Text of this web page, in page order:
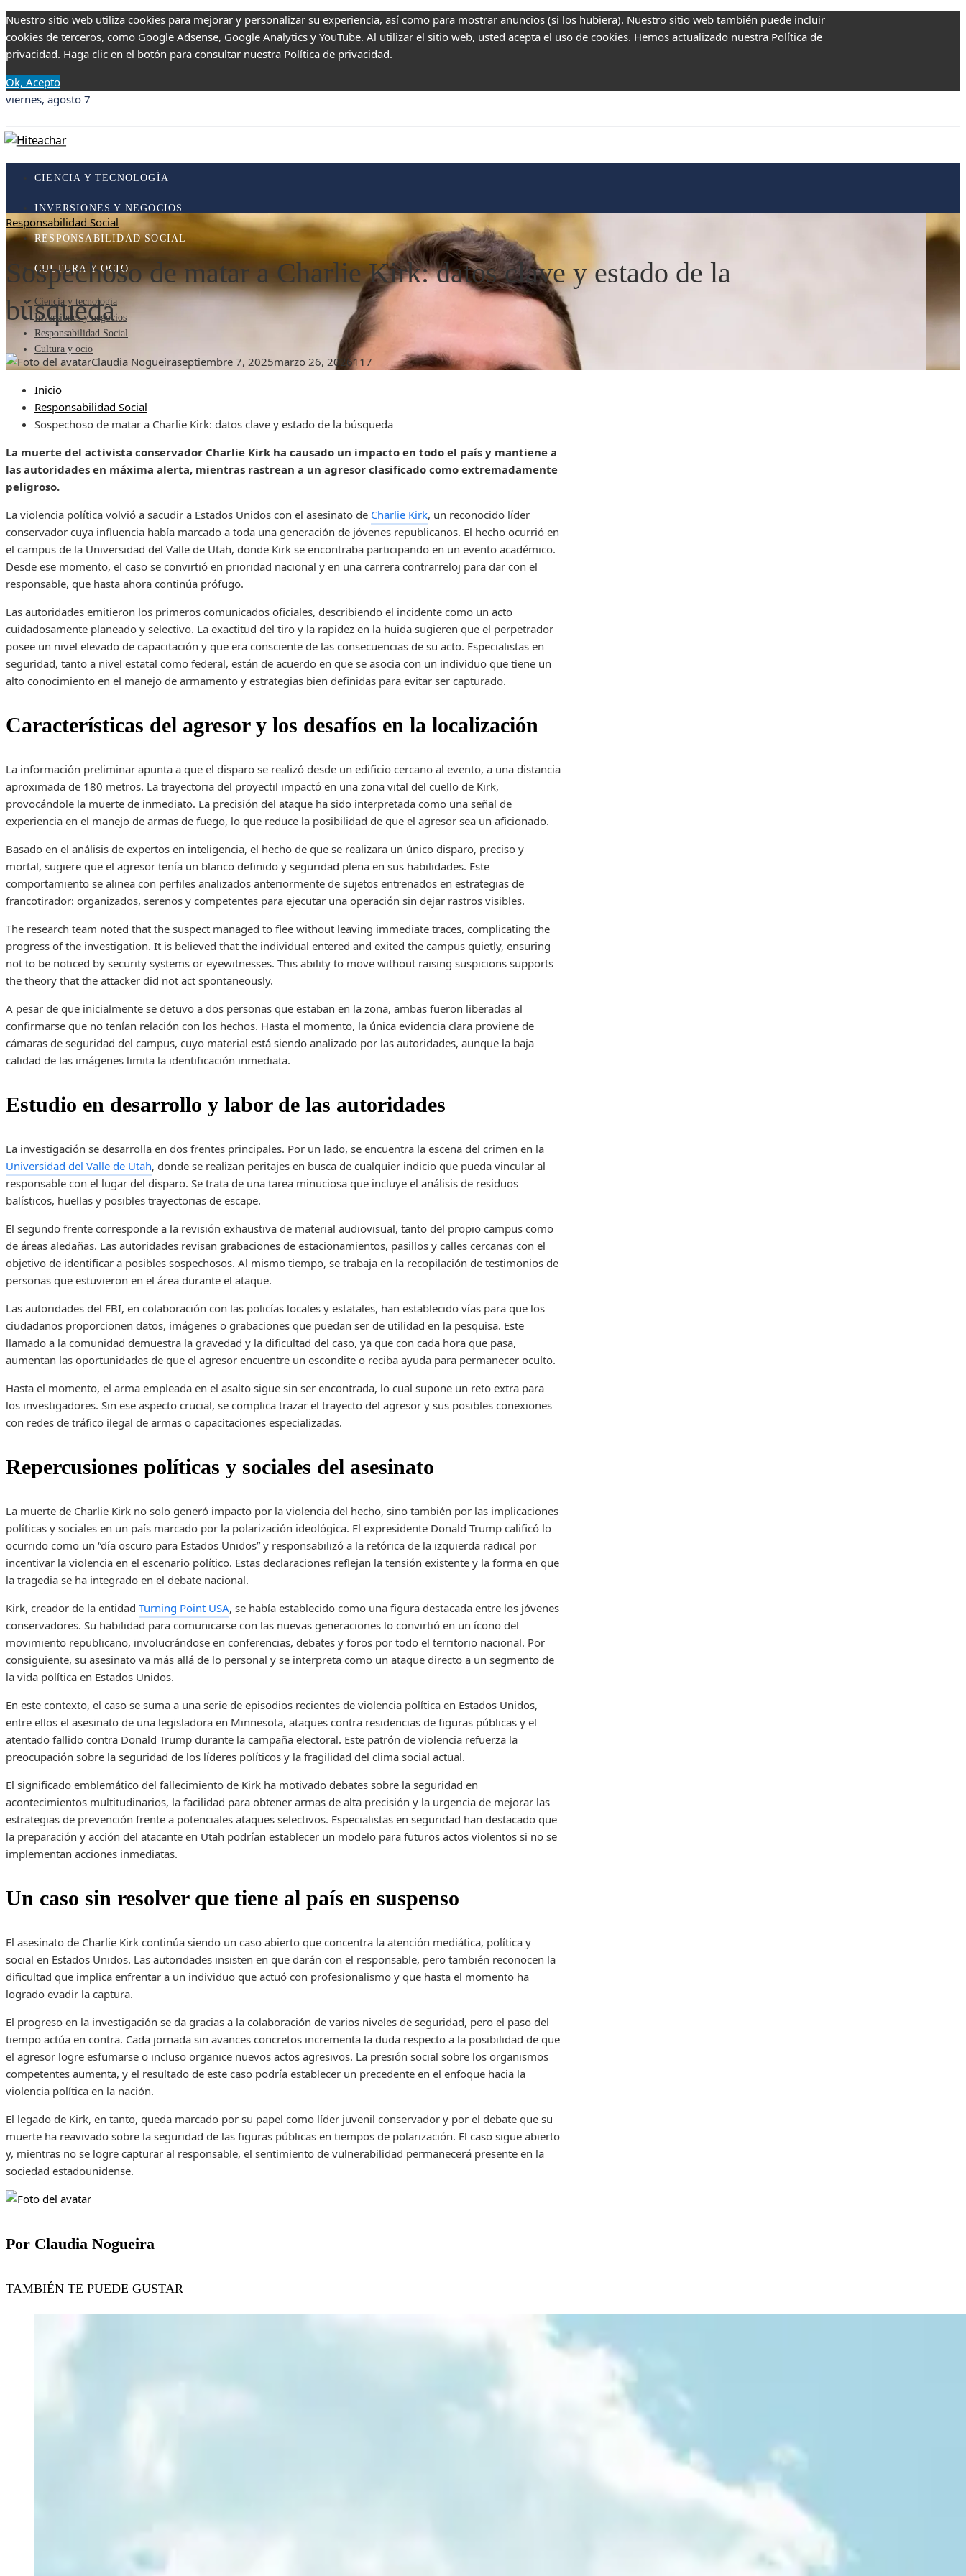
Nuestro sitio web utiliza cookies para mejorar y personalizar su experiencia, así como para mostrar anuncios (si los hubiera). Nuestro sitio web también puede incluir
cookies de terceros, como Google Adsense, Google Analytics y YouTube. Al utilizar el sitio web, usted acepta el uso de cookies. Hemos actualizado nuestra Política de
privacidad. Haga clic en el botón para consultar nuestra Política de privacidad.
Ok, Acepto
viernes, agosto 7
CIENCIA Y TECNOLOGÍA
INVERSIONES Y NEGOCIOS
RESPONSABILIDAD SOCIAL
CULTURA Y OCIO
Ciencia y tecnología
Inversiones y negocios
Responsabilidad Social
Cultura y ocio
Responsabilidad Social
Sospechoso de matar a Charlie Kirk: datos clave y estado de la
búsqueda
Claudia Nogueiraseptiembre 7, 2025marzo 26, 2026117
Inicio
Responsabilidad Social
Sospechoso de matar a Charlie Kirk: datos clave y estado de la búsqueda
La muerte del activista conservador Charlie Kirk ha causado un impacto en todo el país y mantiene a
las autoridades en máxima alerta, mientras rastrean a un agresor clasificado como extremadamente
peligroso.
La violencia política volvió a sacudir a Estados Unidos con el asesinato de Charlie Kirk, un reconocido líder
conservador cuya influencia había marcado a toda una generación de jóvenes republicanos. El hecho ocurrió en
el campus de la Universidad del Valle de Utah, donde Kirk se encontraba participando en un evento académico.
Desde ese momento, el caso se convirtió en prioridad nacional y en una carrera contrarreloj para dar con el
responsable, que hasta ahora continúa prófugo.
Las autoridades emitieron los primeros comunicados oficiales, describiendo el incidente como un acto
cuidadosamente planeado y selectivo. La exactitud del tiro y la rapidez en la huida sugieren que el perpetrador
posee un nivel elevado de capacitación y que era consciente de las consecuencias de su acto. Especialistas en
seguridad, tanto a nivel estatal como federal, están de acuerdo en que se asocia con un individuo que tiene un
alto conocimiento en el manejo de armamento y estrategias bien definidas para evitar ser capturado.
Características del agresor y los desafíos en la localización
La información preliminar apunta a que el disparo se realizó desde un edificio cercano al evento, a una distancia
aproximada de 180 metros. La trayectoria del proyectil impactó en una zona vital del cuello de Kirk,
provocándole la muerte de inmediato. La precisión del ataque ha sido interpretada como una señal de
experiencia en el manejo de armas de fuego, lo que reduce la posibilidad de que el agresor sea un aficionado.
Basado en el análisis de expertos en inteligencia, el hecho de que se realizara un único disparo, preciso y
mortal, sugiere que el agresor tenía un blanco definido y seguridad plena en sus habilidades. Este
comportamiento se alinea con perfiles analizados anteriormente de sujetos entrenados en estrategias de
francotirador: organizados, serenos y competentes para ejecutar una operación sin dejar rastros visibles.
The research team noted that the suspect managed to flee without leaving immediate traces, complicating the
progress of the investigation. It is believed that the individual entered and exited the campus quietly, ensuring
not to be noticed by security systems or eyewitnesses. This ability to move without raising suspicions supports
the theory that the attacker did not act spontaneously.
A pesar de que inicialmente se detuvo a dos personas que estaban en la zona, ambas fueron liberadas al
confirmarse que no tenían relación con los hechos. Hasta el momento, la única evidencia clara proviene de
cámaras de seguridad del campus, cuyo material está siendo analizado por las autoridades, aunque la baja
calidad de las imágenes limita la identificación inmediata.
Estudio en desarrollo y labor de las autoridades
La investigación se desarrolla en dos frentes principales. Por un lado, se encuentra la escena del crimen en la
Universidad del Valle de Utah, donde se realizan peritajes en busca de cualquier indicio que pueda vincular al
responsable con el lugar del disparo. Se trata de una tarea minuciosa que incluye el análisis de residuos
balísticos, huellas y posibles trayectorias de escape.
El segundo frente corresponde a la revisión exhaustiva de material audiovisual, tanto del propio campus como
de áreas aledañas. Las autoridades revisan grabaciones de estacionamientos, pasillos y calles cercanas con el
objetivo de identificar a posibles sospechosos. Al mismo tiempo, se trabaja en la recopilación de testimonios de
personas que estuvieron en el área durante el ataque.
Las autoridades del FBI, en colaboración con las policías locales y estatales, han establecido vías para que los
ciudadanos proporcionen datos, imágenes o grabaciones que puedan ser de utilidad en la pesquisa. Este
llamado a la comunidad demuestra la gravedad y la dificultad del caso, ya que con cada hora que pasa,
aumentan las oportunidades de que el agresor encuentre un escondite o reciba ayuda para permanecer oculto.
Hasta el momento, el arma empleada en el asalto sigue sin ser encontrada, lo cual supone un reto extra para
los investigadores. Sin ese aspecto crucial, se complica trazar el trayecto del agresor y sus posibles conexiones
con redes de tráfico ilegal de armas o capacitaciones especializadas.
Repercusiones políticas y sociales del asesinato
La muerte de Charlie Kirk no solo generó impacto por la violencia del hecho, sino también por las implicaciones
políticas y sociales en un país marcado por la polarización ideológica. El expresidente Donald Trump calificó lo
ocurrido como un “día oscuro para Estados Unidos” y responsabilizó a la retórica de la izquierda radical por
incentivar la violencia en el escenario político. Estas declaraciones reflejan la tensión existente y la forma en que
la tragedia se ha integrado en el debate nacional.
Kirk, creador de la entidad Turning Point USA, se había establecido como una figura destacada entre los jóvenes
conservadores. Su habilidad para comunicarse con las nuevas generaciones lo convirtió en un ícono del
movimiento republicano, involucrándose en conferencias, debates y foros por todo el territorio nacional. Por
consiguiente, su asesinato va más allá de lo personal y se interpreta como un ataque directo a un segmento de
la vida política en Estados Unidos.
En este contexto, el caso se suma a una serie de episodios recientes de violencia política en Estados Unidos,
entre ellos el asesinato de una legisladora en Minnesota, ataques contra residencias de figuras públicas y el
atentado fallido contra Donald Trump durante la campaña electoral. Este patrón de violencia refuerza la
preocupación sobre la seguridad de los líderes políticos y la fragilidad del clima social actual.
El significado emblemático del fallecimiento de Kirk ha motivado debates sobre la seguridad en
acontecimientos multitudinarios, la facilidad para obtener armas de alta precisión y la urgencia de mejorar las
estrategias de prevención frente a potenciales ataques selectivos. Especialistas en seguridad han destacado que
la preparación y acción del atacante en Utah podrían establecer un modelo para futuros actos violentos si no se
implementan acciones inmediatas.
Un caso sin resolver que tiene al país en suspenso
El asesinato de Charlie Kirk continúa siendo un caso abierto que concentra la atención mediática, política y
social en Estados Unidos. Las autoridades insisten en que darán con el responsable, pero también reconocen la
dificultad que implica enfrentar a un individuo que actuó con profesionalismo y que hasta el momento ha
logrado evadir la captura.
El progreso en la investigación se da gracias a la colaboración de varios niveles de seguridad, pero el paso del
tiempo actúa en contra. Cada jornada sin avances concretos incrementa la duda respecto a la posibilidad de que
el agresor logre esfumarse o incluso organice nuevos actos agresivos. La presión social sobre los organismos
competentes aumenta, y el resultado de este caso podría establecer un precedente en el enfoque hacia la
violencia política en la nación.
El legado de Kirk, en tanto, queda marcado por su papel como líder juvenil conservador y por el debate que su
muerte ha reavivado sobre la seguridad de las figuras públicas en tiempos de polarización. El caso sigue abierto
y, mientras no se logre capturar al responsable, el sentimiento de vulnerabilidad permanecerá presente en la
sociedad estadounidense.
Por Claudia Nogueira
TAMBIÉN TE PUEDE GUSTAR